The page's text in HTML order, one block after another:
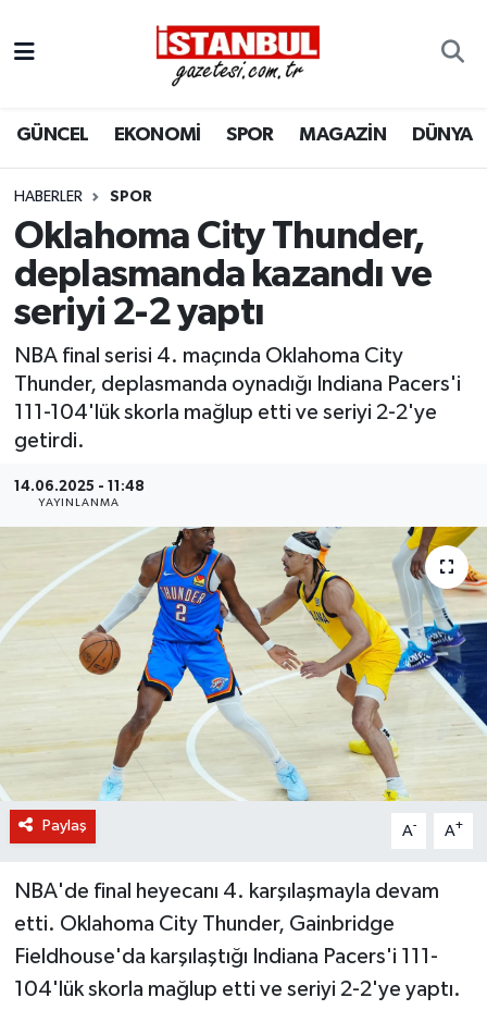
GÜNCEL EKONOMİ SPOR MAGAZİN DÜNYA
HABERLER SPOR
Oklahoma City Thunder,
deplasmanda kazandı ve
seriyi 2-2 yaptı
NBA final serisi 4. maçında Oklahoma City
Thunder, deplasmanda oynadığı Indiana Pacers'i
111-104'lük skorla mağlup etti ve seriyi 2-2'ye
getirdi.
14.06.2025 - 11:48
YAYINLANMA
Paylaş A- A+
NBA'de final heyecanı 4. karşılaşmayla devam
etti. Oklahoma City Thunder, Gainbridge
Fieldhouse'da karşılaştığı Indiana Pacers'i 111-
104'lük skorla mağlup etti ve seriyi 2-2'ye yaptı.
EKONOMİ
İSTANBUL
DÜNYA
SPOR
MAGAZİN
KÜLTÜR SANAT
BİLİM VE TEKNOLOJİ
OTOMOBİL
KURUMSAL
Nöbetçi Eczaneler
Hava Durumu
Trafik Durumu
Süper Lig Puan Durumu ve Fikstür
Tüm Manşetler
Son Dakika Haberleri
Haber Arşivi